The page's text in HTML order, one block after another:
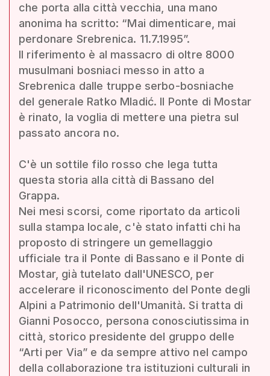
che porta alla città vecchia, una mano
anonima ha scritto: “Mai dimenticare, mai
perdonare Srebrenica. 11.7.1995”.
Il riferimento è al massacro di oltre 8000
musulmani bosniaci messo in atto a
Srebrenica dalle truppe serbo-bosniache
del generale Ratko Mladić. Il Ponte di Mostar
è rinato, la voglia di mettere una pietra sul
passato ancora no.
C'è un sottile filo rosso che lega tutta
questa storia alla città di Bassano del
Grappa.
Nei mesi scorsi, come riportato da articoli
sulla stampa locale, c'è stato infatti chi ha
proposto di stringere un gemellaggio
ufficiale tra il Ponte di Bassano e il Ponte di
Mostar, già tutelato dall'UNESCO, per
accelerare il riconoscimento del Ponte degli
Alpini a Patrimonio dell'Umanità. Si tratta di
Gianni Posocco, persona conosciutissima in
città, storico presidente del gruppo delle
“Arti per Via” e da sempre attivo nel campo
della collaborazione tra istituzioni culturali in